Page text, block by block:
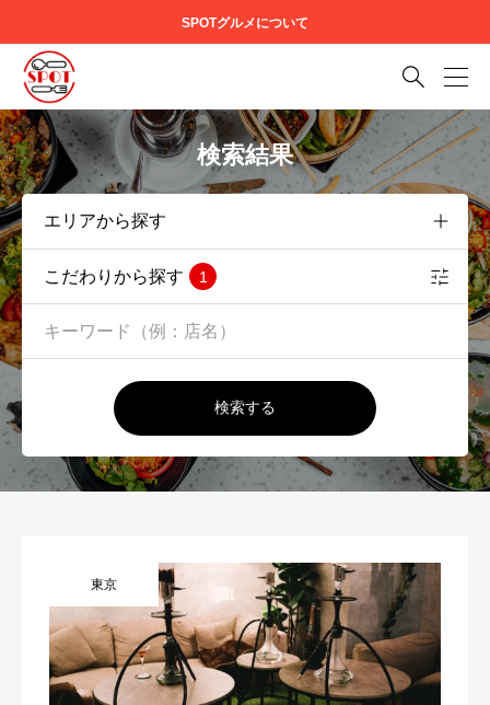
SPOTグルメについて

検索結果
こだわりから探す 1
検索する
東京